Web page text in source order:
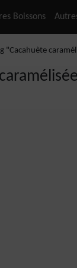
Boissons
"Cacahuète